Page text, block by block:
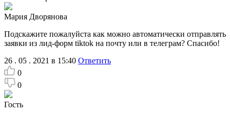
Мария Дворянова
Подскажите пожалуйста как можно автоматически отправлять
заявки из лид-форм tiktok на почту или в телеграм? Спасибо!
26 . 05 . 2021 в 15:40 Ответить
0
0
Гость